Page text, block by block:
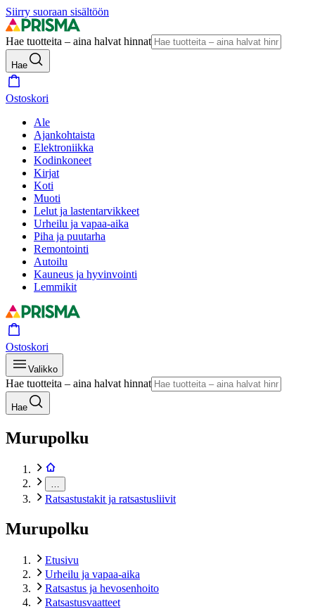
Siirry suoraan sisältöön
Hae tuotteita – aina halvat hinnat
Hae
Ostoskori
Ale
Ajankohtaista
Elektroniikka
Kodinkoneet
Kirjat
Koti
Muoti
Lelut ja lastentarvikkeet
Urheilu ja vapaa-aika
Piha ja puutarha
Remontointi
Autoilu
Kauneus ja hyvinvointi
Lemmikit
Ostoskori
Valikko
Hae tuotteita – aina halvat hinnat
Hae
Murupolku
Ratsastustakit ja ratsastusliivit
Murupolku
Etusivu
Urheilu ja vapaa-aika
Ratsastus ja hevosenhoito
Ratsastusvaatteet